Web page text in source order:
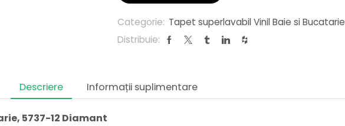
Categorie: Tapet superlavabil Vinil Baie si Bucatarie
Distribuie:
Descriere Informații suplimentare
5737-12 Diamant